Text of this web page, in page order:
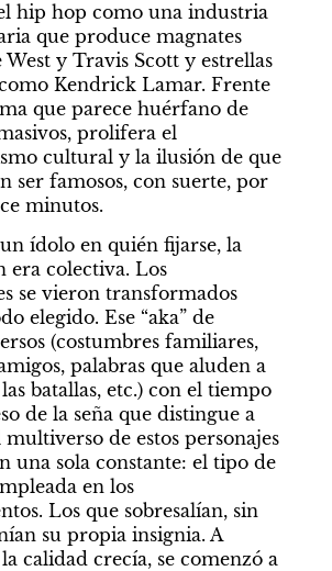
hip hop como una industria
que produce magnates
y Travis Scott y estrellas
Kendrick Lamar. Frente
que parece huérfano de
prolifera el
cultural y la ilusión de que
ser famosos, con suerte, por
minutos.
ídolo en quién fijarse, la
era colectiva. Los
se vieron transformados
elegido. Ese “aka” de
(costumbres familiares,
palabras que aluden a
batallas, etc.) con el tiempo
de la seña que distingue a
de estos personajes
una sola constante: el tipo de
en los
Los que sobresalían, sin
su propia insignia. A
calidad crecía, se comenzó a